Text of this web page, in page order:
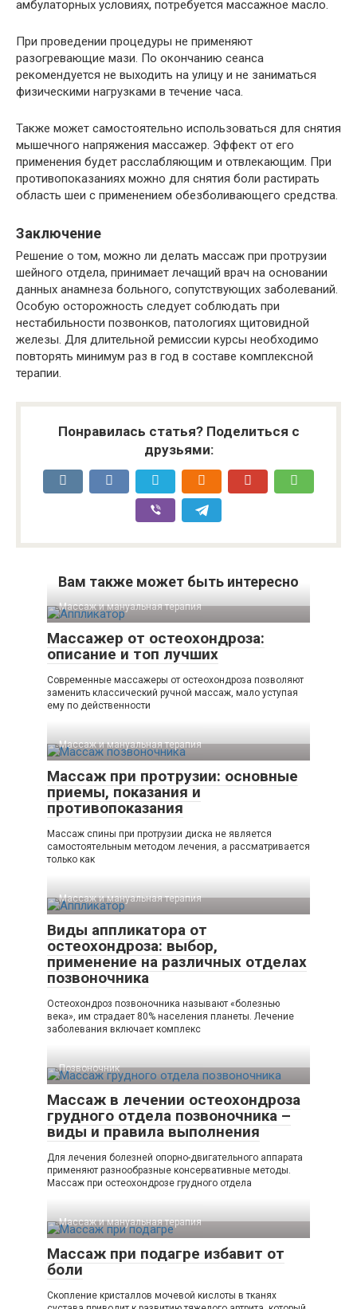
амбулаторных условиях, потребуется массажное масло.
При проведении процедуры не применяют
разогревающие мази. По окончанию сеанса
рекомендуется не выходить на улицу и не заниматься
физическими нагрузками в течение часа.
Также может самостоятельно использоваться для снятия
мышечного напряжения массажер. Эффект от его
применения будет расслабляющим и отвлекающим. При
противопоказаниях можно для снятия боли растирать
область шеи с применением обезболивающего средства.
Заключение
Решение о том, можно ли делать массаж при протрузии
шейного отдела, принимает лечащий врач на основании
данных анамнеза больного, сопутствующих заболеваний.
Особую осторожность следует соблюдать при
нестабильности позвонков, патологиях щитовидной
железы. Для длительной ремиссии курсы необходимо
повторять минимум раз в год в составе комплексной
терапии.
Понравилась статья? Поделиться с
друзьями:
Вам также может быть интересно
Массаж и мануальная терапия
Массажер от остеохондроза:
описание и топ лучших
Современные массажеры от остеохондроза позволяют
заменить классический ручной массаж, мало уступая
ему по действенности
Массаж и мануальная терапия
Массаж при протрузии: основные
приемы, показания и
противопоказания
Массаж спины при протрузии диска не является
самостоятельным методом лечения, а рассматривается
только как
Массаж и мануальная терапия
Виды аппликатора от
остеохондроза: выбор,
применение на различных отделах
позвоночника
Остеохондроз позвоночника называют «болезнью
века», им страдает 80% населения планеты. Лечение
заболевания включает комплекс
Позвоночник
Массаж в лечении остеохондроза
грудного отдела позвоночника –
виды и правила выполнения
Для лечения болезней опорно-двигательного аппарата
применяют разнообразные консервативные методы.
Массаж при остеохондрозе грудного отдела
Массаж и мануальная терапия
Массаж при подагре избавит от
боли
Скопление кристаллов мочевой кислоты в тканях